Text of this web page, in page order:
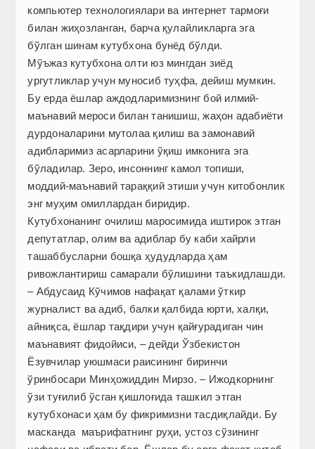
компьютер технологиялари ва интернет тармоғи
билан жиҳозланган, барча қулайликларга эга
бўлган шинам кутубхона бунёд бўлди.
Мўъжаз кутубхона олти юз мингдан зиёд
ургутликлар учун муносиб туҳфа, дейиш мумкин.
Бу ерда ёшлар аждодларимизнинг бой илмий-
маънавий мероси билан танишиш, жаҳон адабиёти
дурдоналарини мутолаа қилиш ва замонавий
адибларимиз асарларини ўқиш имконига эга
бўладилар. Зеро, инсоннинг камол топиши,
моддий-маънавий тараққий этиши учун китобонлик
энг муҳим омиллардан биридир.
Кутубхонанинг очилиш маросимида иштирок этган
депутатлар, олим ва адиблар бу каби хайрли
ташаббусларни бошқа ҳудудларда ҳам
ривожлантириш самарали бўлишини таъкидлашди.
– Абдусаид Кўчимов нафақат қалами ўткир
журналист ва адиб, балки қалбида юрти, халқи,
айниқса, ёшлар тақдири учун қайғурадиган чин
маънавият фидойиси, – дейди Ўзбекистон
Ёзувчилар уюшмаси раисининг биринчи
ўринбосари Минҳожиддин Мирзо. – Ижодкорнинг
ўзи туғилиб ўсган қишлоғида ташкил этган
кутубхонаси ҳам бу фикримизни тасдиқлайди. Бу
масканда маърифатнинг руҳи, устоз сўзининг